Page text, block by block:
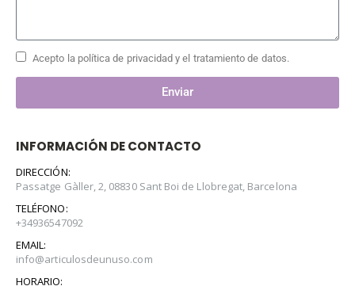
Acepto la política de privacidad y el tratamiento de datos.
Enviar
INFORMACIÓN DE CONTACTO
DIRECCIÓN:
Passatge Gàller, 2, 08830 Sant Boi de Llobregat, Barcelona
TELÉFONO:
+34936547092
EMAIL:
info@articulosdeunuso.com
HORARIO: